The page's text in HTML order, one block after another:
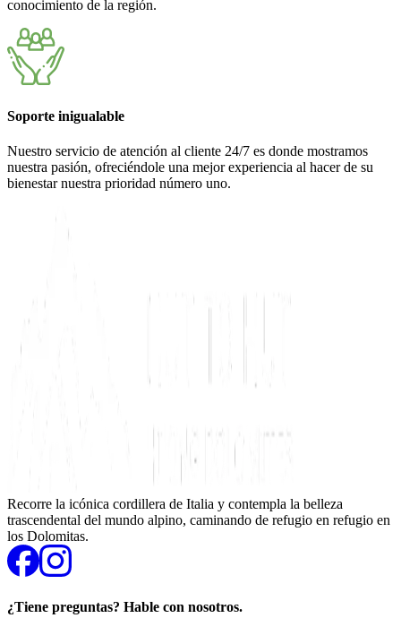
conocimiento de la región.
Soporte inigualable
Nuestro servicio de atención al cliente 24/7 es donde mostramos
nuestra pasión, ofreciéndole una mejor experiencia al hacer de su
bienestar nuestra prioridad número uno.
Recorre la icónica cordillera de Italia y contempla la belleza
trascendental del mundo alpino, caminando de refugio en refugio en
los Dolomitas.
¿Tiene preguntas? Hable con nosotros.